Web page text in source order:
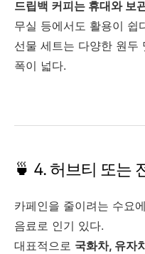
드립백 커피는 휴대와 보
무실 등에서도 활용이 쉽
선물 세트는 다양한 원두
폭이 넓다.
🍵 4. 허브티 또는
카페인을 줄이려는 수요
음료로 인기 있다.
대표적으로 국화차, 유자